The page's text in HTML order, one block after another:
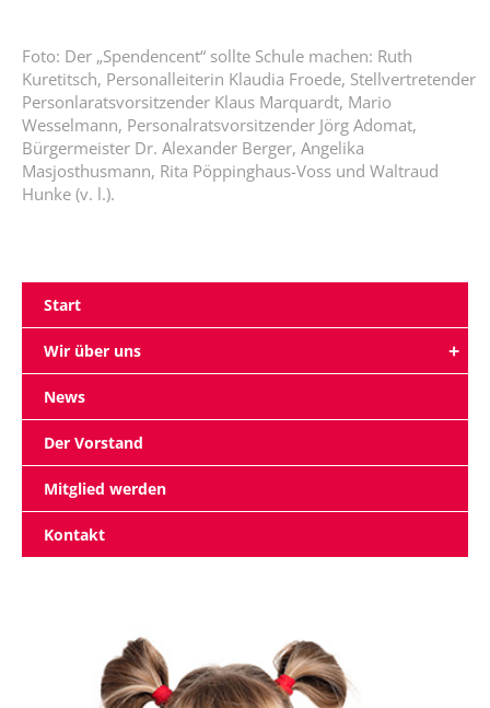
Foto: Der „Spendencent“ sollte Schule machen: Ruth
Kuretitsch, Personalleiterin Klaudia Froede, Stellvertretender
Personlaratsvorsitzender Klaus Marquardt, Mario
Wesselmann, Personalratsvorsitzender Jörg Adomat,
Bürgermeister Dr. Alexander Berger, Angelika
Masjosthusmann, Rita Pöppinghaus-Voss und Waltraud
Hunke (v. l.).
Start
Wir über uns
News
Der Vorstand
Mitglied werden
Kontakt